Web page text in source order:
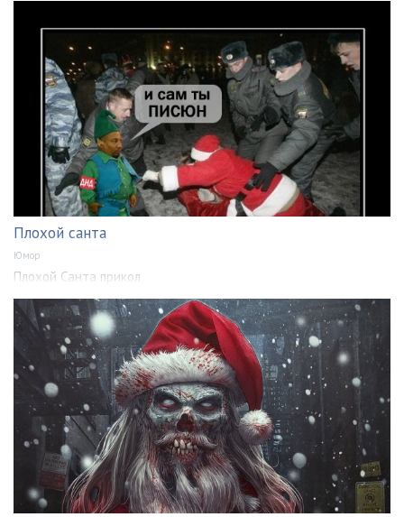
Плохой санта
Юмор
Плохой Санта прикол